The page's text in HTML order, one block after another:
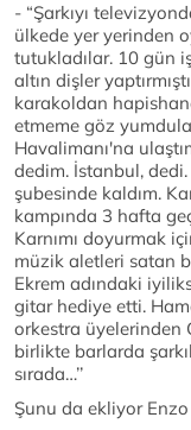
- “Şarkıyı
ülkede yer yerinden
tutukladılar. 10 gün
altın dişler
karakoldan
etmeme göz
Havalimanı'na
dedim. İstanbul,
şubesinde kaldım.
kampında 3 hafta
Karnımı doyurmak
müzik aletleri satan
Ekrem adındaki
gitar hediye etti.
orkestra üyelerinden
birlikte barlarda
sırada…’’
Şunu da ekliyor